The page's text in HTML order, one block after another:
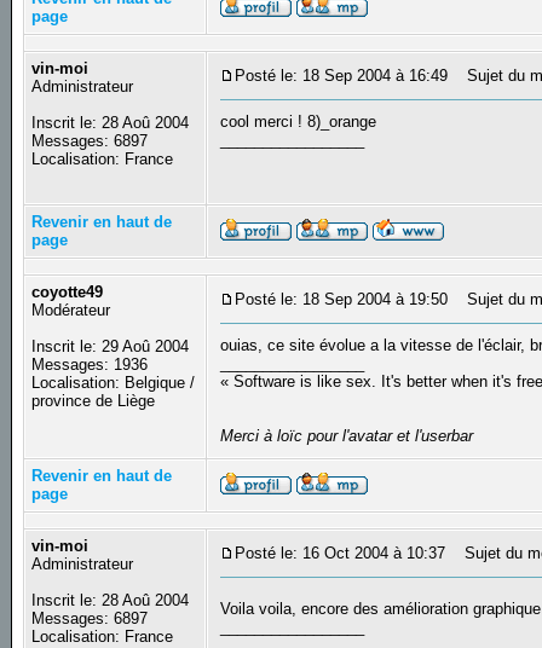
page
vin-moi
Administrateur
Inscrit le: 28 Aoû 2004
Messages: 6897
Localisation: France
Posté le: 18 Sep 2004 à 16:49 Sujet du
cool merci ! 8)_orange
Revenir en haut de
page
coyotte49
Modérateur
Inscrit le: 29 Aoû 2004
Messages: 1936
Localisation: Belgique /
province de Liège
Posté le: 18 Sep 2004 à 19:50 Sujet du
ouias, ce site évolue a la vitesse de l'éclair,
« Software is like sex. It's better when it's
Merci à loïc pour l'avatar et l'userbar
Revenir en haut de
page
vin-moi
Administrateur
Inscrit le: 28 Aoû 2004
Messages: 6897
Localisation: France
Posté le: 16 Oct 2004 à 10:37 Sujet du
Voila voila, encore des amélioration